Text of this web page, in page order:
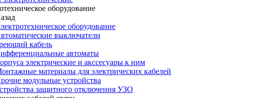
оборудование
оборудование
выключатели
кабель
автоматы
электрические и акссесуары к ним
материалы для электрических кабелей
модульные устройства
защитного отключения УЗО